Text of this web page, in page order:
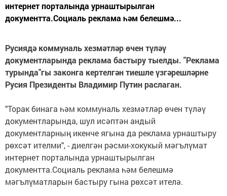
интернет порталында урнаштырылган
документта.Социаль реклама һәм белешмә...
Русиядә коммуналь хезмәтләр өчен түләү
документларында реклама бастыру тыелды. "Реклама
турында"гы законга кертелгән тиешле үзгәрешләрне
Русия Президенты Владимир Путин раслаган.
"Торак бинага һәм коммуналь хезмәтләр өчен түләү
документларында, шул исәптән андый
документларның икенче ягына да реклама урнаштыру
рөхсәт ителми", - диелгән рәсми-хокукый мәгълүмат
интернет порталында урнаштырылган
документта.Социаль реклама һәм белешмә
мәгълүматларын бастыру гына рөхсәт ителә.